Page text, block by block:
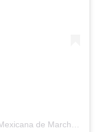
Una publicación compartida por Alianza Mexicana de Marchas LGBT+ (@amexmarchaslgbt)